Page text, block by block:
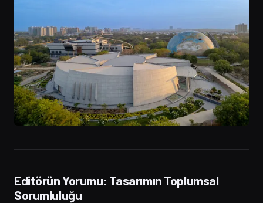
Editörün Yorumu: Tasarımın Toplumsal
Sorumluluğu